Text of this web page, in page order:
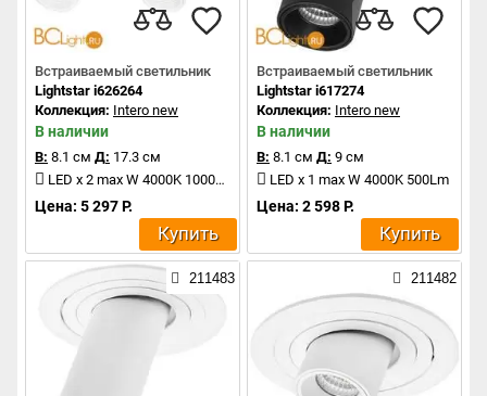
Встраиваемый светильник
Lightstar i626264
Коллекция: Intero new
В наличии
В: 8.1 см Д: 17.3 см
LED x 2 max W 4000K 1000Lm
Цена: 5 297 Р.
Купить
Встраиваемый светильник
Lightstar i617274
Коллекция: Intero new
В наличии
В: 8.1 см Д: 9 см
LED x 1 max W 4000K 500Lm
Цена: 2 598 Р.
Купить
211483 211482